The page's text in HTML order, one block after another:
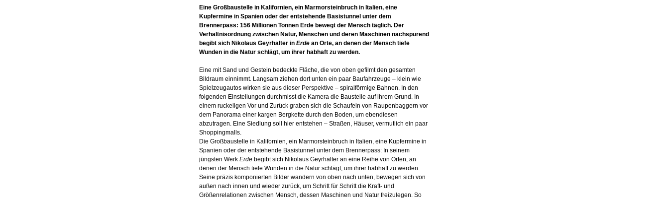
Eine Großbaustelle in Kalifornien, ein Marmorsteinbruch in Italien, eine
Kupfermine in Spanien oder der entstehende Basistunnel unter dem
Brennerpass: 156 Millionen Tonnen Erde bewegt der Mensch täglich. Der
Verhältnisordnung zwischen Natur, Menschen und deren Maschinen nachspürend
begibt sich Nikolaus Geyrhalter in Erde an Orte, an denen der Mensch tiefe
Wunden in die Natur schlägt, um ihrer habhaft zu werden.
Eine mit Sand und Gestein bedeckte Fläche, die von oben gefilmt den gesamten
Bildraum einnimmt. Langsam ziehen dort unten ein paar Baufahrzeuge – klein wie
Spielzeugautos wirken sie aus dieser Perspektive – spiralförmige Bahnen. In den
folgenden Einstellungen durchmisst die Kamera die Baustelle auf ihrem Grund. In
einem ruckeligen Vor und Zurück graben sich die Schaufeln von Raupenbaggern vor
dem Panorama einer kargen Bergkette durch den Boden, um ebendiesen
abzutragen. Eine Siedlung soll hier entstehen – Straßen, Häuser, vermutlich ein paar
Shoppingmalls.
Die Großbaustelle in Kalifornien, ein Marmorsteinbruch in Italien, eine Kupfermine in
Spanien oder der entstehende Basistunnel unter dem Brennerpass: In seinem
jüngsten Werk Erde begibt sich Nikolaus Geyrhalter an eine Reihe von Orten, an
denen der Mensch tiefe Wunden in die Natur schlägt, um ihrer habhaft zu werden.
Seine präzis komponierten Bilder wandern von oben nach unten, bewegen sich von
außen nach innen und wieder zurück, um Schritt für Schritt die Kraft- und
Größenrelationen zwischen Mensch, dessen Maschinen und Natur freizulegen. So